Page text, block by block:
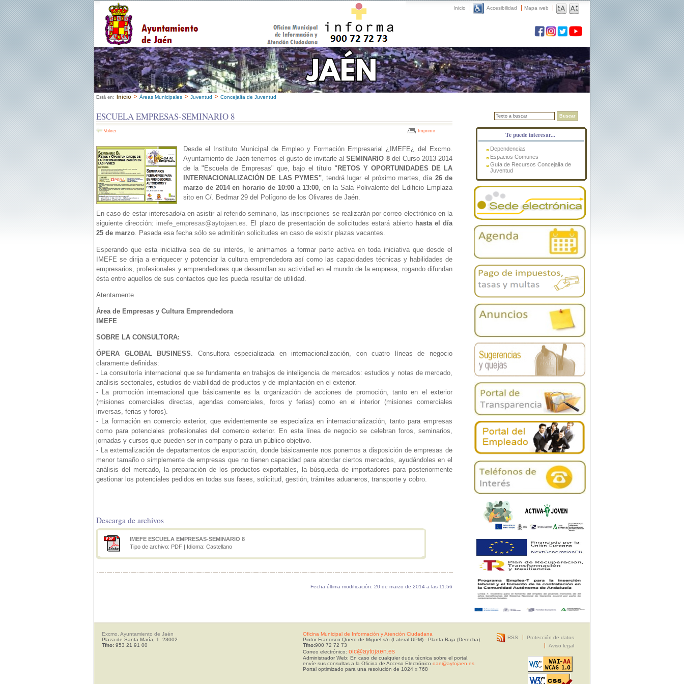
Inicio Accesibilidad Mapa web
Está en: Inicio > Áreas Municipales > Juventud > Concejalía de Juventud
ESCUELA EMPRESAS-SEMINARIO 8
Volver Imprimir
Desde el Instituto Municipal de Empleo y Formación Empresarial ¿IMEFE¿ del Excmo.
Ayuntamiento de Jaén tenemos el gusto de invitarle alSEMINARIO 8del Curso 2013-2014
de la "Escuela de Empresas" que, bajo el título "RETOS Y OPORTUNIDADES DE LA
INTERNACIONALIZACIÓN DE LAS PYMES", tendrá lugar el próximo martes, día 26 de
marzo de 2014 en horario de 10:00 a 13:00, en la Sala Polivalente del Edificio Emplaza
sito en C/. Bedmar 29 del Polígono de los Olivares de Jaén.
En caso de estar interesado/a en asistir al referido seminario, las inscripciones se realizarán por correo electrónico en la
siguiente dirección: imefe_empresas@aytojaen.es. El plazo de presentación de solicitudes estará abierto hasta el día
25 de marzo. Pasada esa fecha sólo se admitirán solicitudes en caso de existir plazas vacantes.
Esperando que esta iniciativa sea de su interés, le animamos a formar parte activa en toda iniciativa que desde el
IMEFE se dirija a enriquecer y potenciar la cultura emprendedora así como las capacidades técnicas y habilidades de
empresarios, profesionales y emprendedores que desarrollan su actividad en el mundo de la empresa, rogando difundan
ésta entre aquellos de sus contactos que les pueda resultar de utilidad.
Atentamente
Área de Empresas y Cultura Emprendedora
IMEFE
SOBRE LA CONSULTORA:
ÓPERA GLOBAL BUSINESS. Consultora especializada en internacionalización, con cuatro líneas de negocio
claramente definidas:
- La consultoría internacional que se fundamenta en trabajos de inteligencia de mercados: estudios y notas de mercado,
análisis sectoriales, estudios de viabilidad de productos y de implantación en el exterior.
- La promoción internacional que básicamente es la organización de acciones de promoción, tanto en el exterior
(misiones comerciales directas, agendas comerciales, foros y ferias) como en el interior (misiones comerciales
inversas, ferias y foros).
- La formación en comercio exterior, que evidentemente se especializa en internacionalización, tanto para empresas
como para potenciales profesionales del comercio exterior. En esta línea de negocio se celebran foros, seminarios,
jornadas y cursos que pueden ser in company o para un público objetivo.
- La externalización de departamentos de exportación, donde básicamente nos ponemos a disposición de empresas de
menor tamaño o simplemente de empresas que no tienen capacidad para abordar ciertos mercados, ayudándoles en el
análisis del mercado, la preparación de los productos exportables, la búsqueda de importadores para posteriormente
gestionar los potenciales pedidos en todas sus fases, solicitud, gestión, trámites aduaneros, transporte y cobro.
Descarga de archivos
IMEFE ESCUELA EMPRESAS-SEMINARIO 8
Tipo de archivo: PDF | Idioma: Castellano
Fecha última modificación: 20 de marzo de 2014 a las 11:56
Buscar
Te puede interesar...
Dependencias
Espacios Comunes
Guía de Recursos Concejalía de
Juventud
Excmo. Ayuntamiento de Jaén
Plaza de Santa María, 1. 23002
Tfno: 953 21 91 00
Oficina Municipal de Información y Atención Ciudadana
Pintor Francisco Quero de Miguel s/n (Lateral UPM) - Planta Baja (Derecha)
Tfno:900 72 72 73
Correo electrónico: oic@aytojaen.es
Administrador Web: En caso de cualquier duda técnica sobre el portal,
envíe sus consultas a la Oficina de Acceso Electrónico oae@aytojaen.es
Portal optimizado para una resolución de 1024 x 768
RSS
Protección de datos
Aviso legal